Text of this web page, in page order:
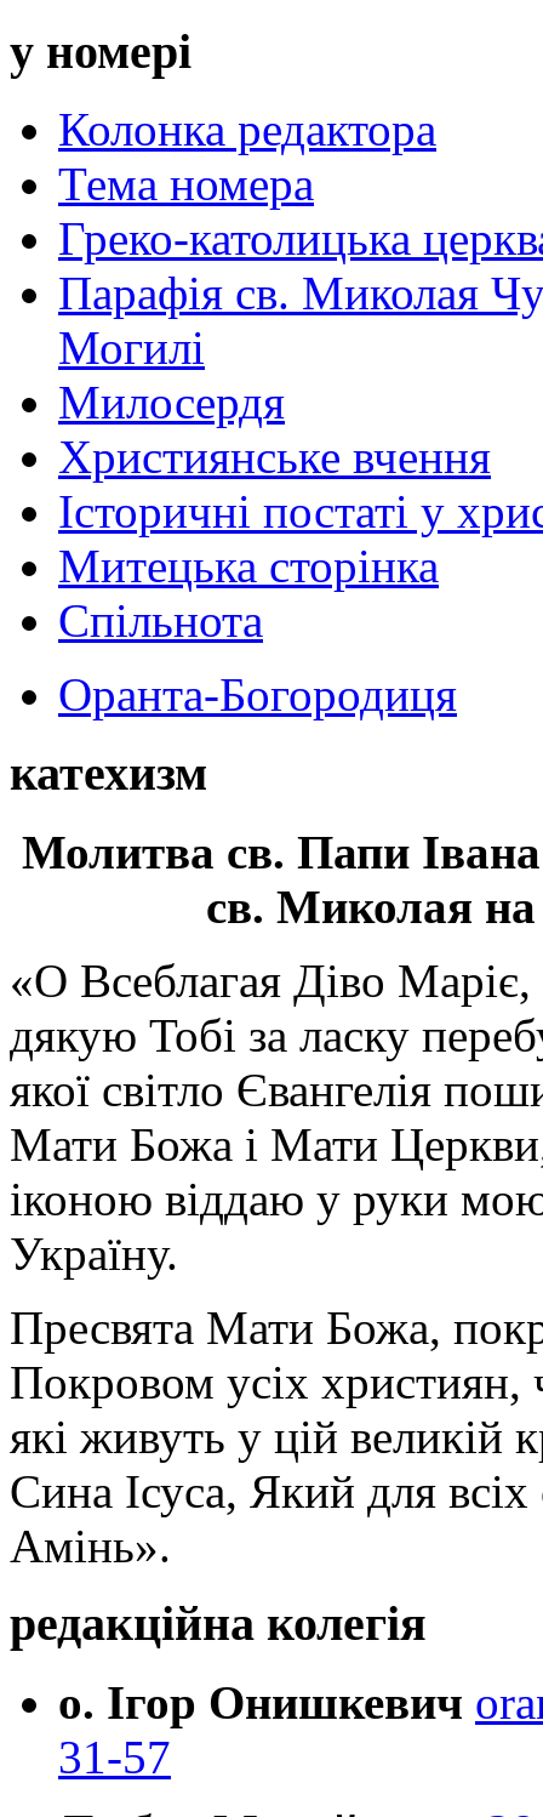
у номері
Колонка редактора
Тема номера
Греко-католицька
Парафія св. Миколая
Могилі
Милосердя
Християнське вчення
Історичні постаті у
Митецька сторінка
Спільнота
Оранта-Богородиця
катехизм
Молитва св. Папи
св. Миколая на
«О Всеблагая Діво
дякую Тобі за ласку
якої світло Євангелія
Мати Божа і Мати
іконою віддаю у руки
Україну.
Пресвята Мати Божа,
Покровом усіх християн,
які живуть у цій великій
Сина Ісуса, Який для
Амінь».
редакційна колегія
о. Ігор Онишкевич
31-57